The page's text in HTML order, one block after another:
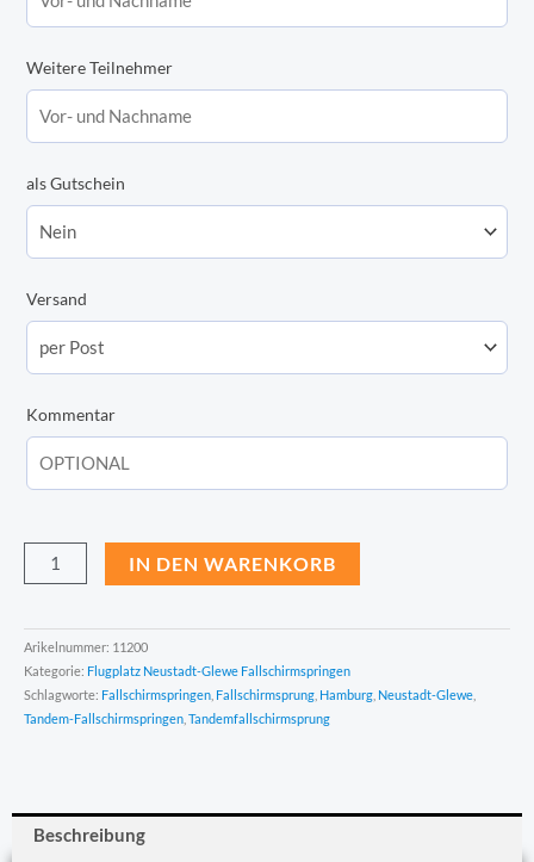
Weitere Teilnehmer
als Gutschein
Versand
Kommentar
Neustadt-
Glewe
Menge
IN DEN WARENKORB
Arikelnummer: 11200
Kategorie: Flugplatz Neustadt-Glewe Fallschirmspringen
Schlagworte: Fallschirmspringen Fallschirmsprung Hamburg Neustadt-Glewe
Tandem-Fallschirmspringen Tandemfallschirmsprung
Beschreibung